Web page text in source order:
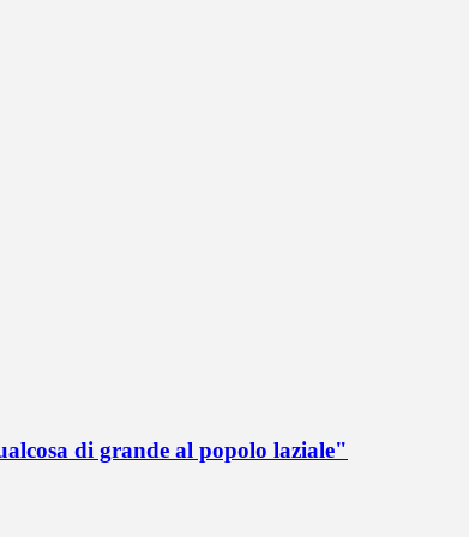
di grande al popolo laziale"